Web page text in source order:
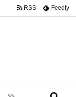
RSS Feedly